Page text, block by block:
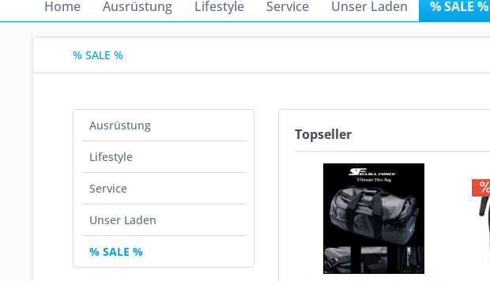
Home Ausrüstung Lifestyle Service Unser Laden % SALE %
% SALE %
Ausrüstung
Lifestyle
Service
Unser Laden
% SALE %
Topseller